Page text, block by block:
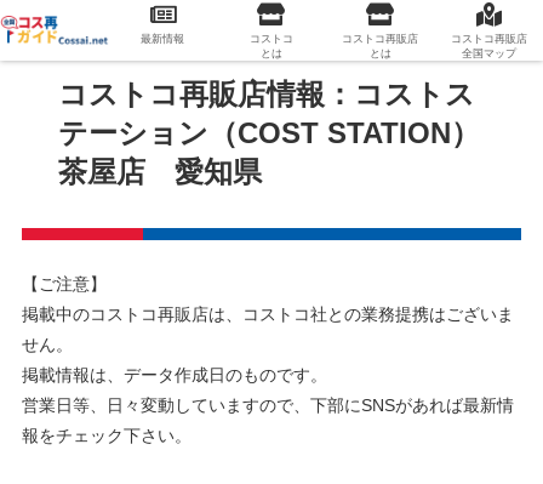
コストコ再販店情報：コストス
テーション（COST STATION）
茶屋店 愛知県
【ご注意】
掲載中のコストコ再販店は、コストコ社との業務提携はございま
せん。
掲載情報は、データ作成日のものです。
営業日等、日々変動していますので、下部にSNSがあれば最新情
報をチェック下さい。
最新情報
コストコ
とは
コストコ再販店
とは
コストコ再販店
全国マップ